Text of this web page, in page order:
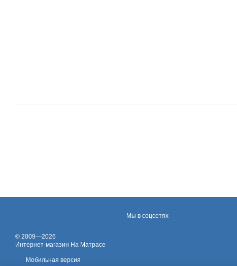
© 2009—2026
Интернет-магазин На Матрасе
Мобильная версия
Мы в соцсетях